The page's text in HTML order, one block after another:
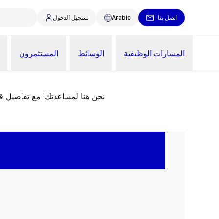
تسجيل الدخول Arabic اتصل بنا
المستثمرون الوسائط المسارات الوظيفية
نحن هنا لمساعدتك! مع